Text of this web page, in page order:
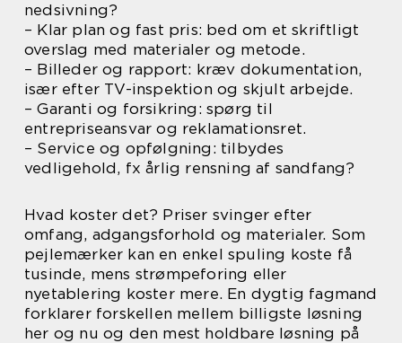
nedsivning?
– Klar plan og fast pris: bed om et skriftligt
overslag med materialer og metode.
– Billeder og rapport: kræv dokumentation,
især efter TV-inspektion og skjult arbejde.
– Garanti og forsikring: spørg til
entrepriseansvar og reklamationsret.
– Service og opfølgning: tilbydes
vedligehold, fx årlig rensning af sandfang?
Hvad koster det? Priser svinger efter
omfang, adgangsforhold og materialer. Som
pejlemærker kan en enkel spuling koste få
tusinde, mens strømpeforing eller
nyetablering koster mere. En dygtig fagmand
forklarer forskellen mellem billigste løsning
her og nu og den mest holdbare løsning på